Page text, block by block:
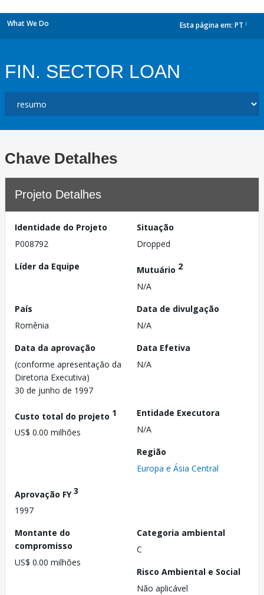
What We Do Esta página em: PT
FIN. SECTOR LOAN
Chave Detalhes
Projeto Detalhes
Identidade do Projeto
P008792
Situação
Dropped
Líder da Equipe
Mutuário 2
N/A
País
Romênia
Data de divulgação
N/A
Data da aprovação
(conforme apresentação da
Diretoria Executiva)
30 de junho de 1997
Data Efetiva
N/A
Custo total do projeto 1
US$ 0.00 milhões
Entidade Executora
N/A
Região
Europa e Ásia Central
Aprovação FY3
1997
Montante do
compromisso
US$ 0.00 milhões
Categoria ambiental
C
Risco Ambiental e Social
Não aplicável